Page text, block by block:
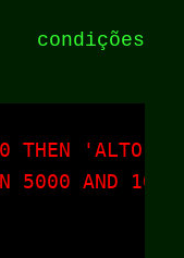
THEN 'ALTO'
5000 AND